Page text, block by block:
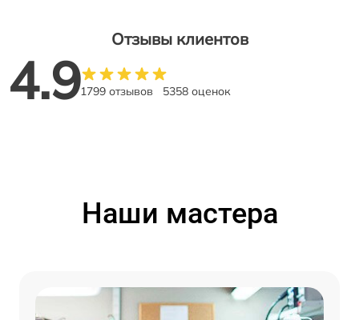
Отзывы клиентов
4.91799 отзывов 5358 оценок
Наши мастера